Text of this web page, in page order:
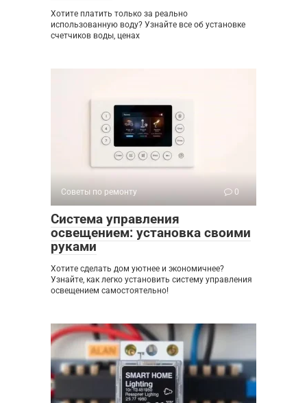
Хотите платить только за реально
использованную воду? Узнайте все об установке
счетчиков воды, ценах
Советы по ремонту 0
Система управления
освещением: установка своими
руками
Хотите сделать дом уютнее и экономичнее?
Узнайте, как легко установить систему управления
освещением самостоятельно!